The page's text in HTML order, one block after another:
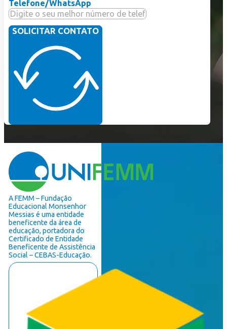
Telefone/WhatsApp
SOLICITAR CONTATO
A FEMM – Fundação
Educacional Monsenhor
Messias é uma entidade
beneficente da área de
educação, portadora do
Certificado de Entidade
Beneficente de Assistência
Social – CEBAS-Educação.